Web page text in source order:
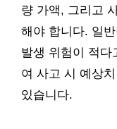
량 가액, 그리고
해야 합니다. 일
발생 위험이 적다
여 사고 시 예상
있습니다.